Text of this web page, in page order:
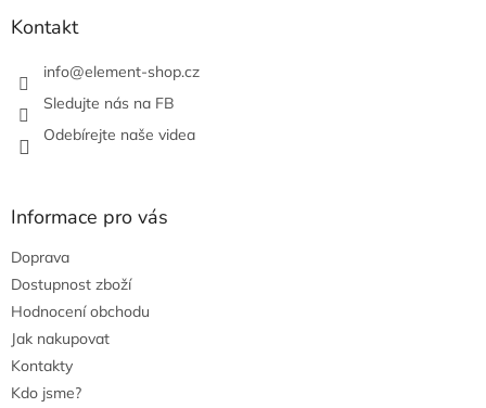
Kontakt
info@element-shop.cz
Sledujte nás na FB
Odebírejte naše videa
Informace pro vás
Doprava
Dostupnost zboží
Hodnocení obchodu
Jak nakupovat
Kontakty
Kdo jsme?